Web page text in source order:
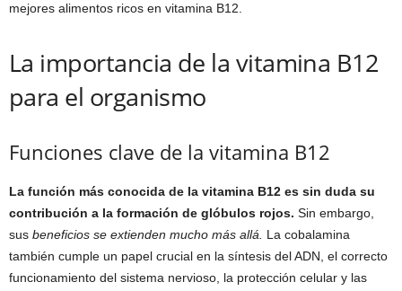
mejores alimentos ricos en vitamina B12.
La importancia de la vitamina B12
para el organismo
Funciones clave de la vitamina B12
La función más conocida de la vitamina B12 es sin duda su
contribución a la formación de glóbulos rojos. Sin embargo,
sus beneficios se extienden mucho más allá.
La cobalamina
también cumple un papel crucial en la síntesis del ADN, el correcto
funcionamiento del sistema nervioso, la protección celular y las